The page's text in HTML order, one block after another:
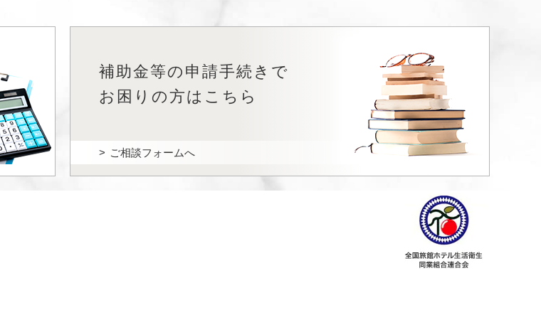
補助金等の申請手続きで
お困りの方はこちら
ご相談フォームへ